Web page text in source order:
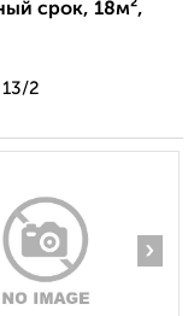
срок, 18м²,
2
›